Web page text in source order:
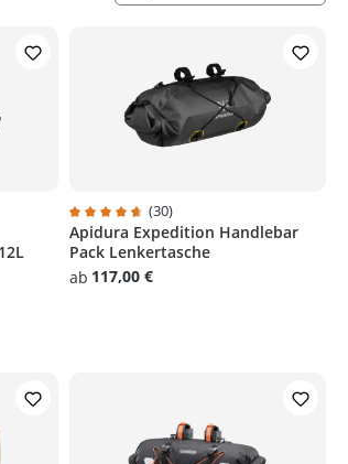
von 4.6 von 5 Sternen
Durchschnittliche Bewertung von 4.7
(30)
Apidura Expedition Handlebar
Pack Lenkertasche
ab 117,00 €